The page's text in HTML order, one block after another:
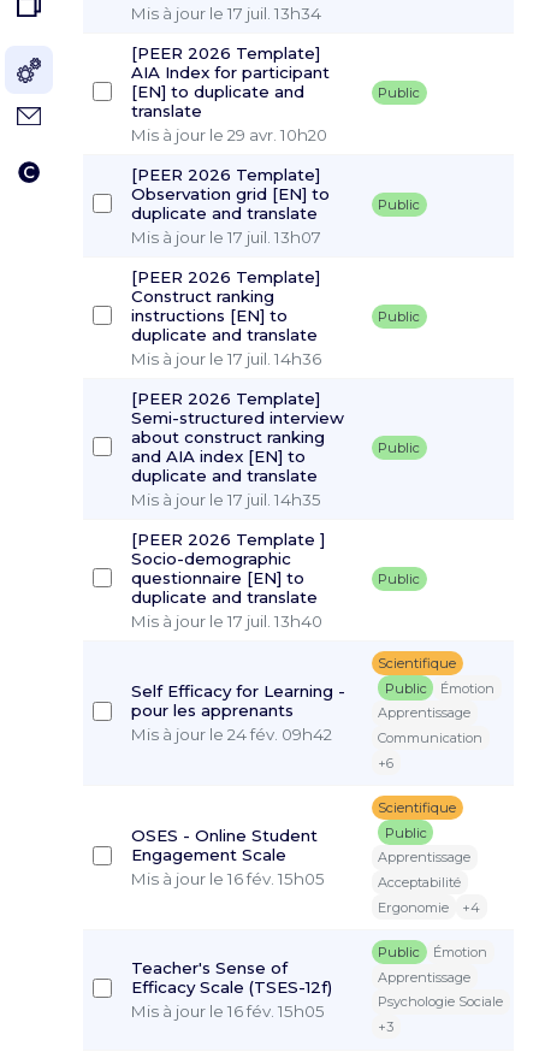
Mis à jour le 17 juil. 13h34
[PEER 2026 Template]
AIA Index for participant
[EN] to duplicate and
translate
Mis à jour le 29 avr. 10h20
Public
[PEER 2026 Template]
Observation grid [EN] to
duplicate and translate
Mis à jour le 17 juil. 13h07
Public
[PEER 2026 Template]
Construct ranking
instructions [EN] to
duplicate and translate
Mis à jour le 17 juil. 14h36
Public
[PEER 2026 Template]
Semi-structured interview
about construct ranking
and AIA index [EN] to
duplicate and translate
Mis à jour le 17 juil. 14h35
Public
[PEER 2026 Template ]
Socio-demographic
questionnaire [EN] to
duplicate and translate
Mis à jour le 17 juil. 13h40
Public
Self Efficacy for Learning -
pour les apprenants
Mis à jour le 24 fév. 09h42
Scientifique
Public
Émotion
Apprentissage
Communication
+6
OSES - Online Student
Engagement Scale
Mis à jour le 16 fév. 15h05
Scientifique
Public
Apprentissage
Acceptabilité
Ergonomie
+4
Teacher's Sense of
Efficacy Scale (TSES-12f)
Mis à jour le 16 fév. 15h05
Public
Émotion
Apprentissage
Psychologie Sociale
+3